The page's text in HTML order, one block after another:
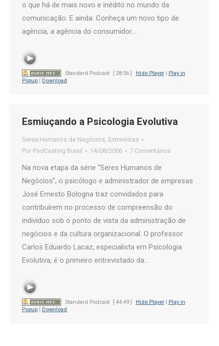
o que há de mais novo e inédito no mundo da
comunicação. E ainda: Conheça um novo tipo de
agência, a agência do consumidor.…
Standard Podcast [ 28:56 ] Hide Player| Play in
Popup
Download
Esmiuçando a Psicologia Evolutiva
Seres Humanos de Negócios, Entrevistas
Por PodCasting Brasil 14/08/2006 7 Comentários
Na nova etapa da série “Seres Humanos de
Negócios”, o psicólogo e administrador de empresas
José Ernesto Bologna traz convidados para
contribuírem no processo de compreensão do
indivíduo sob o ponto de vista da administração de
negócios e da cultura organizacional. O professor
Carlos Eduardo Lacaz, especialista em Psicologia
Evolutiva, é o primeiro entrevistado da…
Standard Podcast [ 44:49 ] Hide Player| Play in
Popup
Download